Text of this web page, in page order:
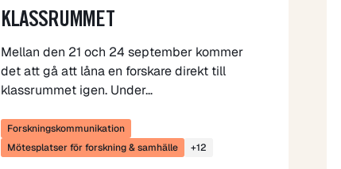
KLASSRUMMET
Mellan den 21 och 24 september kommer
det att gå att låna en forskare direkt till
klassrummet igen. Under…
Forskningskommunikation
Mötesplatser för forskning & samhälle
+12